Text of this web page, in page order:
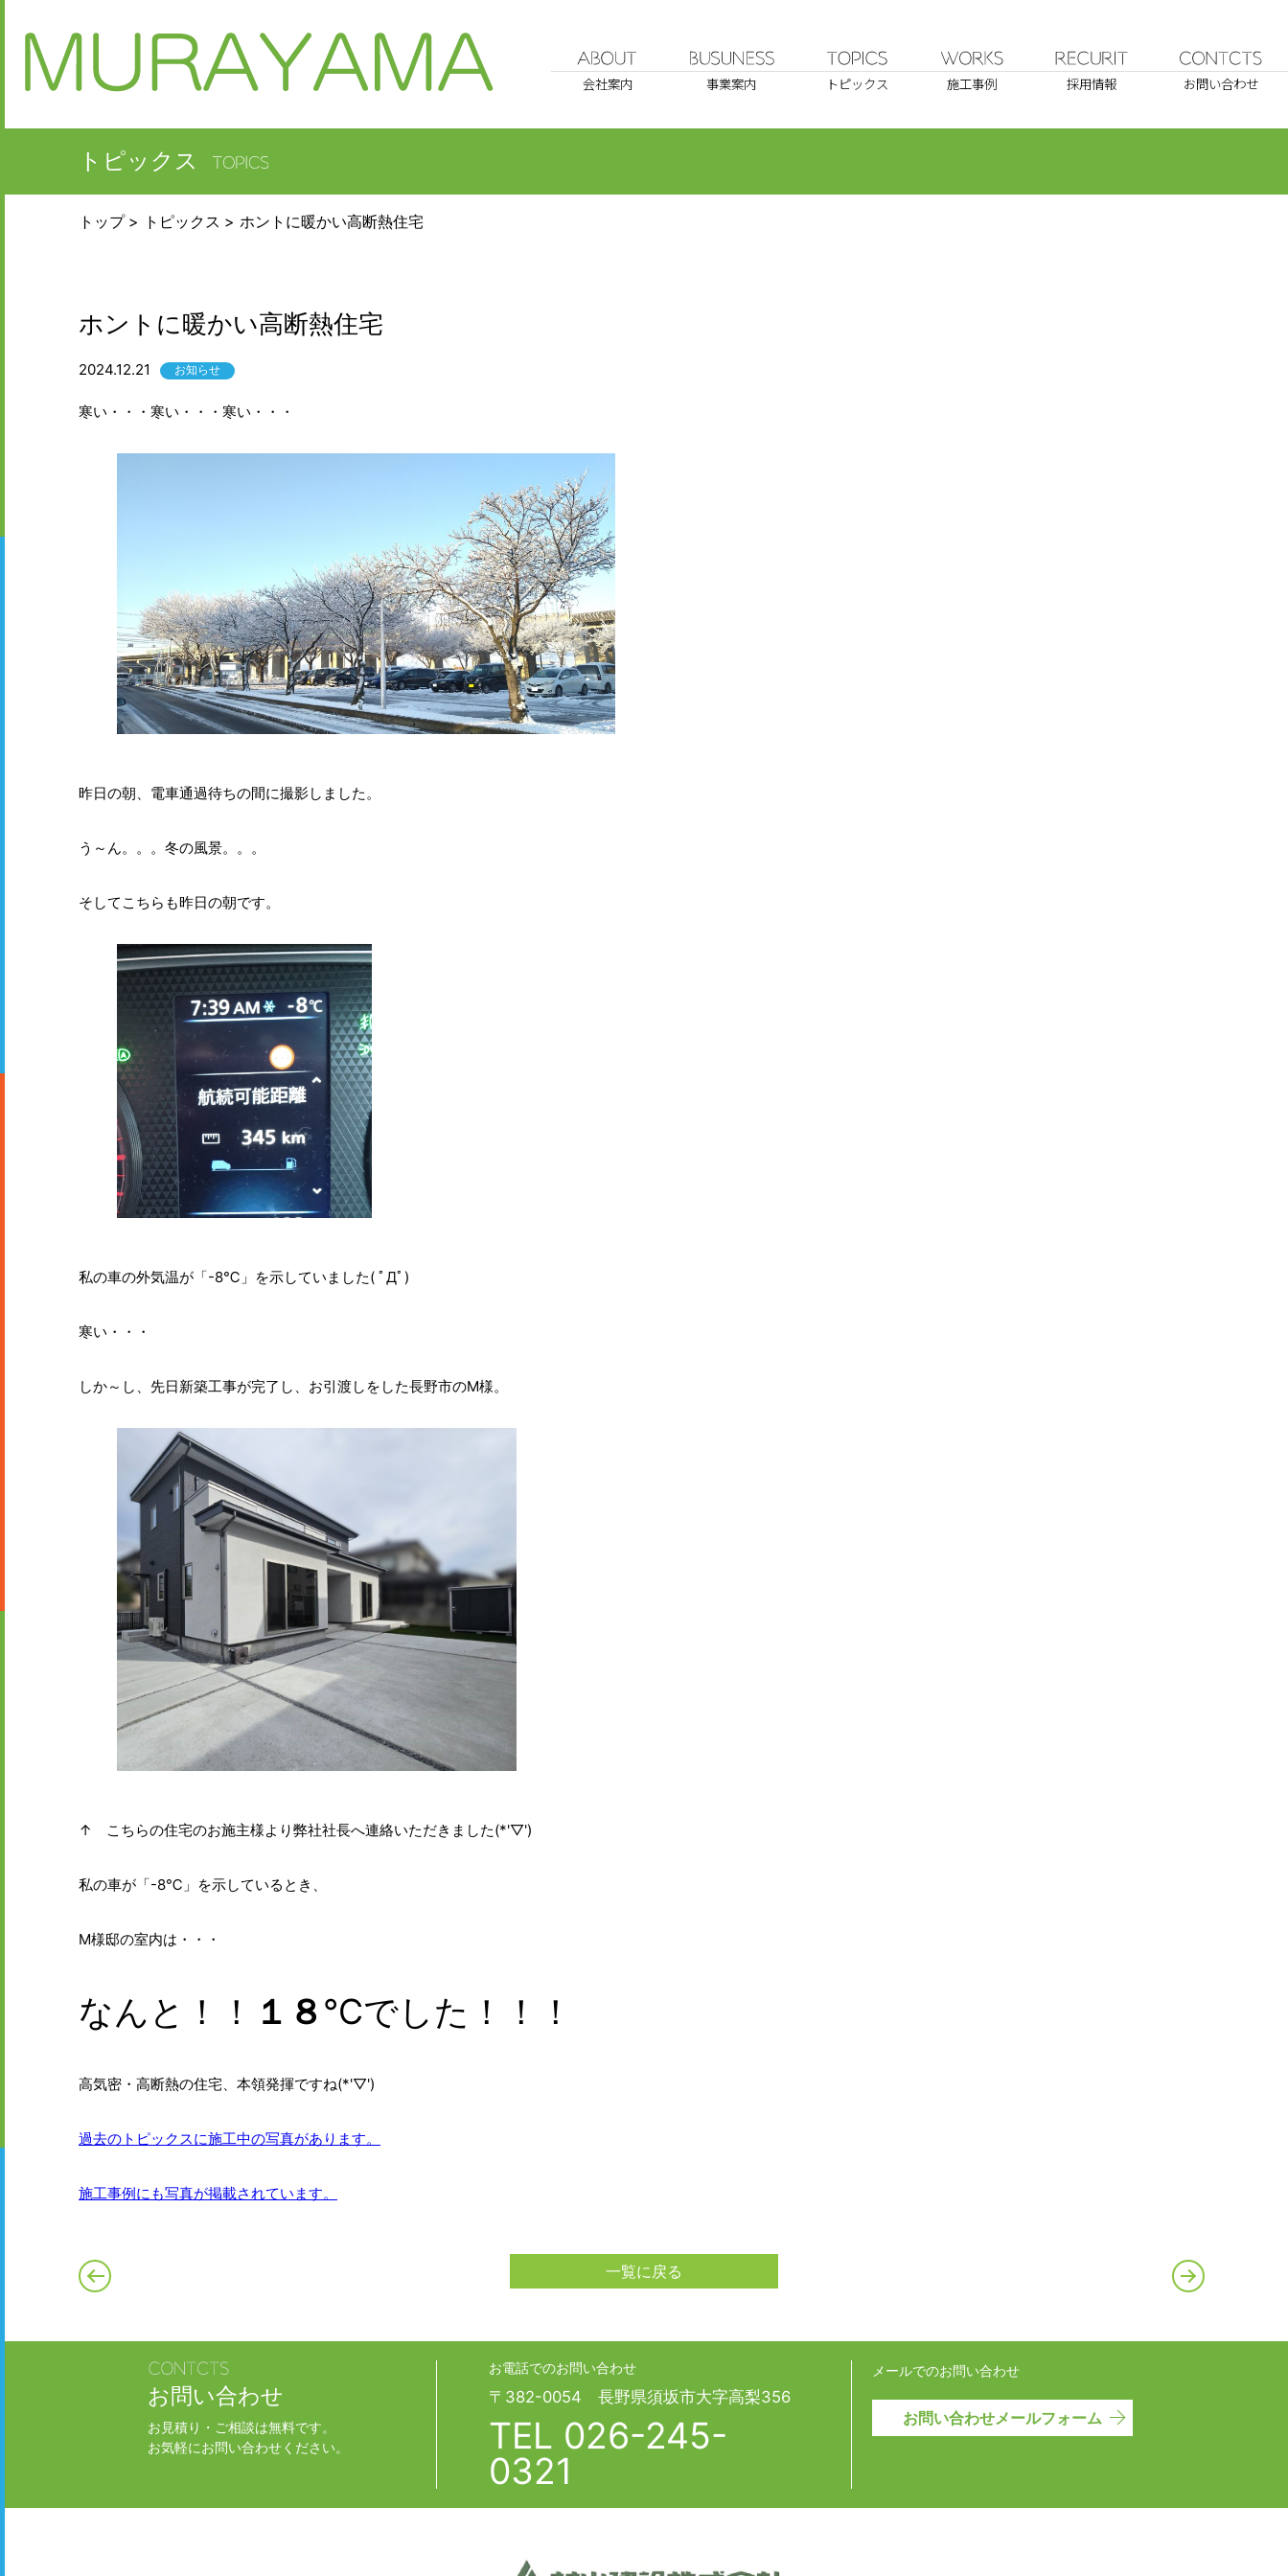
会社案内 事業案内 トピックス 施工事例 採用情報 お問い合わせ
トピックス
トップ トピックス ホントに暖かい高断熱住宅
ホントに暖かい高断熱住宅
2024.12.21 お知らせ
寒い・・・寒い・・・寒い・・・
昨日の朝、電車通過待ちの間に撮影しました。
う～ん。。。冬の風景。。。
そしてこちらも昨日の朝です。
私の車の外気温が「-8℃」を示していました( ﾟДﾟ)
寒い・・・
しか～し、先日新築工事が完了し、お引渡しをした長野市のM様。
↑ こちらの住宅のお施主様より弊社社長へ連絡いただきました(*'▽')
私の車が「-8℃」を示しているとき、
M様邸の室内は・・・
なんと！！ １８ ℃でした！！！
高気密・高断熱の住宅、本領発揮ですね(*'▽')
過去のトピックスに施工中の写真があります。
施工事例にも写真が掲載されています。
一覧に戻る
お問い合わせ
お見積り・ご相談は無料です。
お気軽にお問い合わせください。
お電話でのお問い合わせ
〒382-0054 長野県須坂市大字高梨356
TEL 026-245-
0321
メールでのお問い合わせ
お問い合わせメールフォーム